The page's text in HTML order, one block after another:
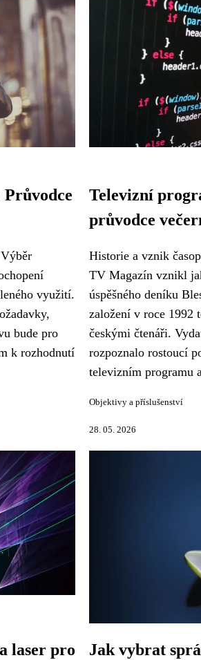
využití.
bude pro
k rozhodnutí
Televizní
průvodce
Historie a vznik
TV Magazín vznikl
úspěšného deníku
založení v roce 1992
českými čtenáři.
rozpoznalo rostoucí
televizním programu
Objektivy a příslušenství
28. 05. 2026
laser pro
Jak vybrat